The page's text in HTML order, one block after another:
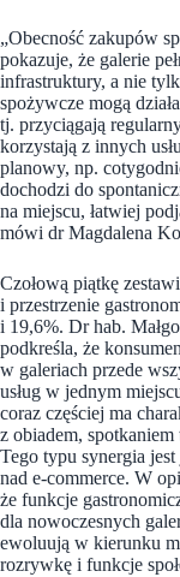
„Obecność zakupów
pokazuje, że galerie
infrastruktury, a nie
spożywcze mogą
tj. przyciągają
korzystają z innych
planowy, np.
dochodzi do
na miejscu, łatwiej
mówi dr Magdalena
Czołową piątkę
i przestrzenie
i 19,6%. Dr hab.
podkreśla, że
w galeriach przede
usług w jednym
coraz częściej ma
z obiadem,
Tego typu synergia
nad e-commerce. W
że funkcje
dla nowoczesnych
ewoluują w kierunku
rozrywkę i funkcje